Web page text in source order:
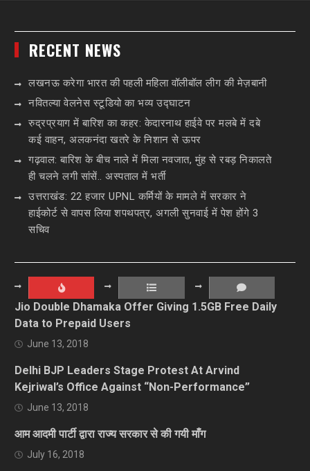
RECENT NEWS
लखनऊ करेगा भारत की पहली महिला वॉलीबॉल लीग की मेज़बानी
नवितल्या वेलनेस स्टूडियो का भव्य उद्घाटन
रुद्रप्रयाग में बारिश का कहर: केदारनाथ हाईवे पर मलबे में दबे
कई वाहन, अलकनंदा खतरे के निशान से ऊपर
गढ़वाल: बारिश के बीच नाले में मिला नवजात, मुंह से रबड़ निकालते
ही चलने लगी सांसें.. अस्पताल में भर्ती
उत्तराखंड: 22 हजार UPNL कर्मियों के मामले में सरकार ने
हाईकोर्ट से वापस लिया शपथपत्र, अगली सुनवाई में पेश होंगे 3
सचिव
Jio Double Dhamaka Offer Giving 1.5GB Free Daily
Data to Prepaid Users
June 13, 2018
Delhi BJP Leaders Stage Protest At Arvind
Kejriwal’s Office Against “Non-Performance”
June 13, 2018
आम आदमी पार्टी द्वारा राज्य सरकार से की गयी माँग
July 16, 2018